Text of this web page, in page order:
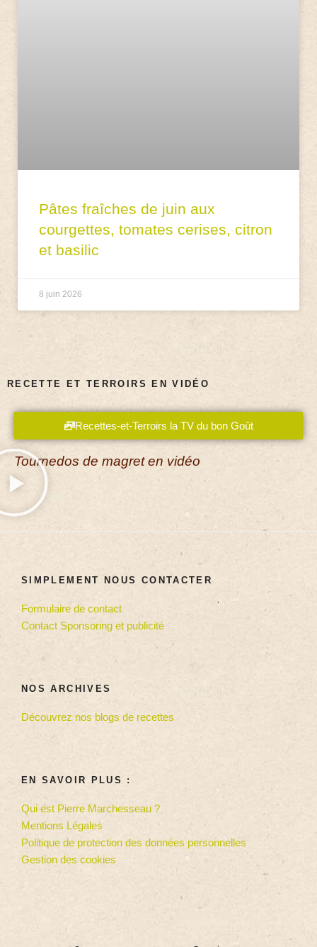
Pâtes fraîches de juin aux
courgettes, tomates cerises, citron
et basilic
8 juin 2026
RECETTE ET TERROIRS EN VIDÉO
Recettes-et-Terroirs la TV du bon Goût
Tournedos de magret en vidéo
SIMPLEMENT NOUS CONTACTER
Formulaire de contact
Contact Sponsoring et publicité
NOS ARCHIVES
Découvrez nos blogs de recettes
EN SAVOIR PLUS :
Qui est Pierre Marchesseau ?
Mentions Légales
Politique de protection des données personnelles
Gestion des cookies